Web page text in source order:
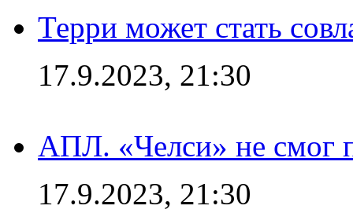
Терри может стать
17.9.2023, 21:30
АПЛ. «Челси» не смог
17.9.2023, 21:30